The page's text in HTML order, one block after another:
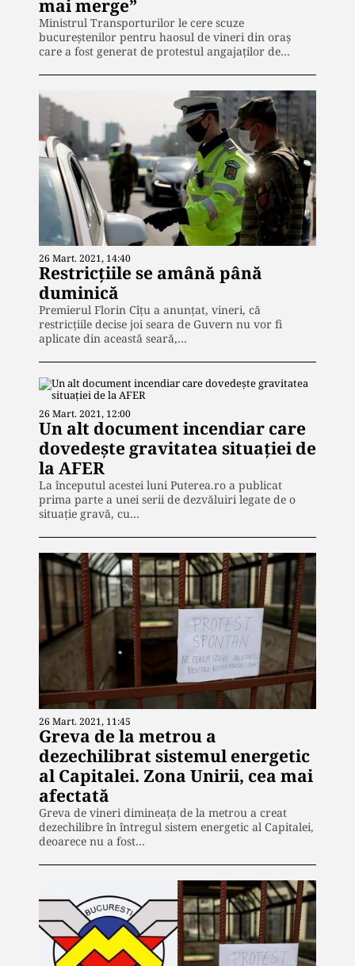
mai merge”
Ministrul Transporturilor le cere scuze
bucureștenilor pentru haosul de vineri din oraș
care a fost generat de protestul angajaților de…
26 Mart. 2021, 14:40
Restricțiile se amână până
duminică
Premierul Florin Cîțu a anunțat, vineri, că
restricțiile decise joi seara de Guvern nu vor fi
aplicate din această seară,…
26 Mart. 2021, 12:00
Un alt document incendiar care
dovedește gravitatea situației de
la AFER
La începutul acestei luni Puterea.ro a publicat
prima parte a unei serii de dezvăluiri legate de o
situație gravă, cu…
26 Mart. 2021, 11:45
Greva de la metrou a
dezechilibrat sistemul energetic
al Capitalei. Zona Unirii, cea mai
afectată
Greva de vineri dimineaţa de la metrou a creat
dezechilibre în întregul sistem energetic al Capitalei,
deoarece nu a fost…